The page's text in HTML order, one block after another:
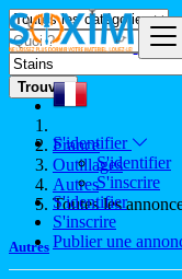
S'identifier
S'identifier
S'inscrire
S'identifier
S'inscrire
Publier une
Trouver
France
Outillages
Autres
Toutes les
Autres